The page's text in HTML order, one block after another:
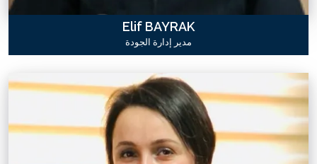
Elif BAYRAK
مدير إدارة الجودة